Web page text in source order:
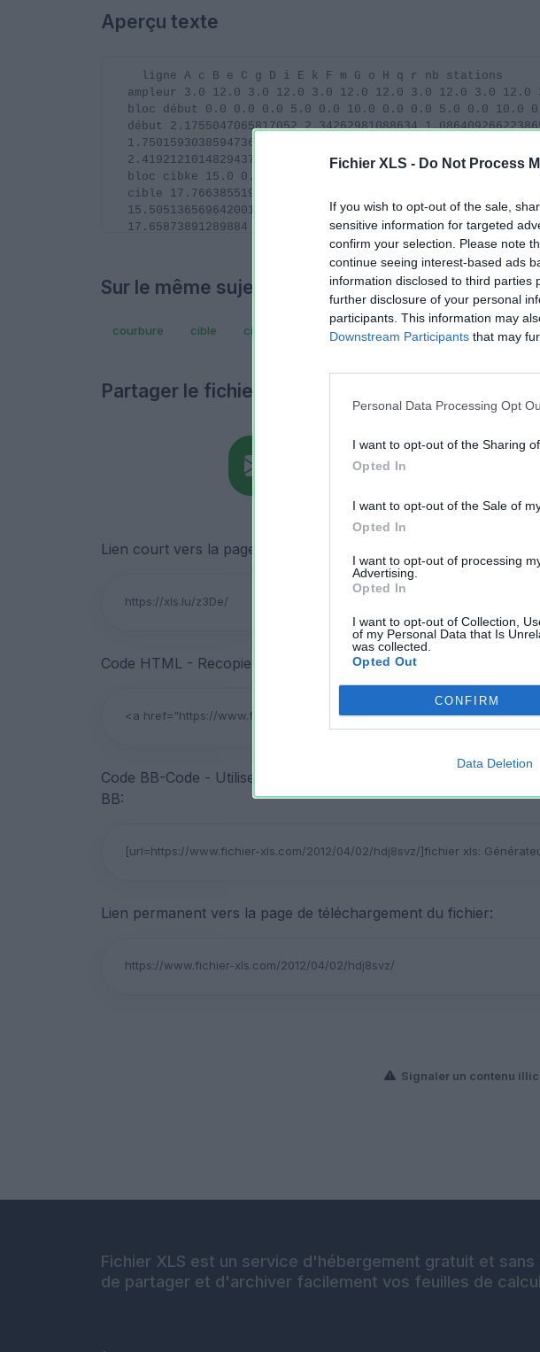
Fichier XLS - Do Not Process
If you wish to opt-out of the sale,
sensitive information for targeted
confirm your selection. Please note
continue seeing interest-based ads
information disclosed to third parties
further disclosure of your personal
participants. This information may
Downstream Participants that may
Personal Data Processing Opt
I want to opt-out of the Sharing
Opted In
I want to opt-out of the Sale of
Opted In
I want to opt-out of processing
Advertising.
Opted In
I want to opt-out of Collection,
of my Personal Data that Is
was collected.
Opted Out
CONFIRM
Data Deletion
Aperçu texte
Sur le même sujet..
courbure cible cibke stations debut ampleur
Partager le fichier
Lien court vers la page de téléchargement du fichier:
Code HTML - Recopiez ce code pour partager votre fichier XLS
Code BB-Code - Utilisez ce code pour partager votre tableau
BB:
Lien permanent vers la page de téléchargement du fichier:
Signaler un contenu
Fichier XLS est un service d'hébergement gratuit et
de partager et d'archiver facilement vos feuilles de